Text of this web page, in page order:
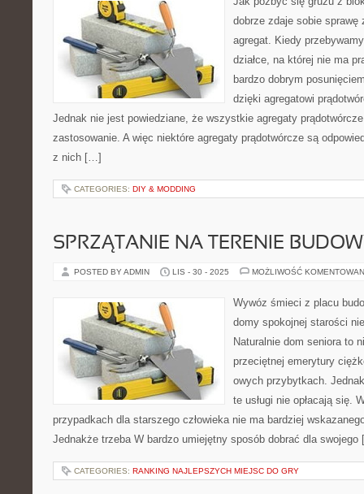
dobrze zdaje sobie sprawę
agregat. Kiedy
działce, na której nie ma
bardzo dobrym
dzięki agregatowi
Jednak nie jest powiedziane, że wszystkie agregaty
zastosowanie. A więc niektóre agregaty prądotwórcze są
z nich […]
CATEGORIES: DIY & MODDING
SPRZĄTANIE NA TERENIE
POSTED BY ADMIN LIS - 30 - 2025 MOŻLIWOŚĆ
Wywóz śmieci z placu
domy spokojnej starości
Naturalnie dom seniora to
przeciętnej emerytury
owych przybytkach.
te usługi nie opłacają się.
przypadkach dla starszego człowieka nie ma bardziej
Jednakże trzeba W bardzo umiejętny sposób dobrać dla
CATEGORIES: RANKING NAJLEPSZYCH MIEJSC DO GRY